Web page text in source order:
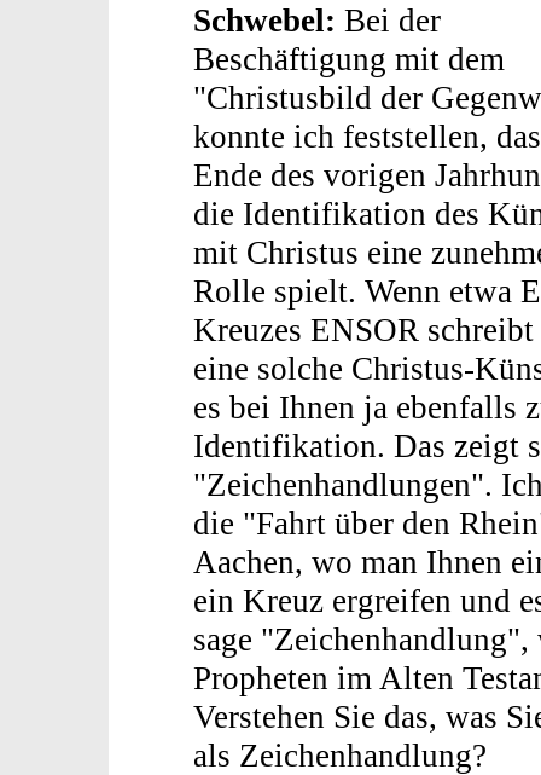
Schwebel: Bei der
Beschäftigung mit dem
"Christusbild der
konnte ich feststellen,
Ende des vorigen
die Identifikation des
mit Christus eine
Rolle spielt. Wenn etwa
Kreuzes ENSOR
eine solche Christus-
es bei Ihnen ja ebenfalls
Identifikation. Das zeigt
"Zeichenhandlungen".
die "Fahrt über den
Aachen, wo man Ihnen
ein Kreuz ergreifen und
sage
Propheten im Alten
Verstehen Sie das, was
als Zeichenhandlung?